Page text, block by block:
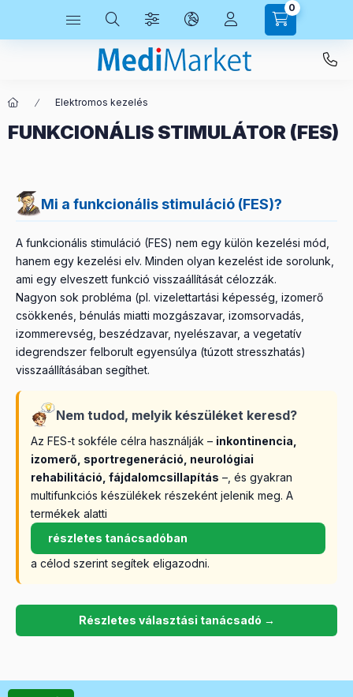
0
Elektromos kezelés
FUNKCIONÁLIS STIMULÁTOR (FES)
Mi a funkcionális stimuláció (FES)?
A funkcionális stimuláció (FES) nem egy külön kezelési mód,
hanem egy kezelési elv. Minden olyan kezelést ide sorolunk,
ami egy elveszett funkció visszaállítását célozzák.
Nagyon sok probléma (pl. vizelettartási képesség, izomerő
csökkenés, bénulás miatti mozgászavar, izomsorvadás,
izommerevség, beszédzavar, nyelészavar, a vegetatív
idegrendszer felborult egyensúlya (túzott stresszhatás)
visszaállításában segíthet.
Nem tudod, melyik készüléket keresd?
Az FES-t sokféle célra használják – inkontinencia,
izomerő, sportregeneráció, neurológiai
rehabilitáció, fájdalomcsillapítás –, és gyakran
multifunkciós készülékek részeként jelenik meg. A
termékek alatti
részletes tanácsadóban
a célod szerint segítek eligazodni.
Részletes választási tanácsadó →